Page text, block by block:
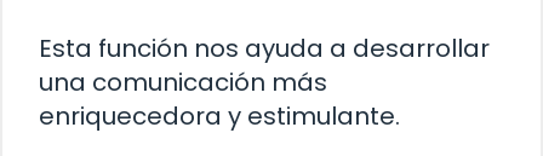
Esta función nos ayuda a desarrollar
una comunicación más
enriquecedora y estimulante.